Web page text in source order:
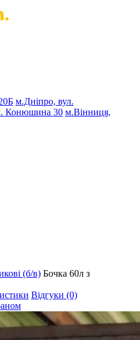
м.Дніпро, вул.
Конюшина 30 м.Вінниця,
(б/в) Бочка 60л з
Відгуки (0)